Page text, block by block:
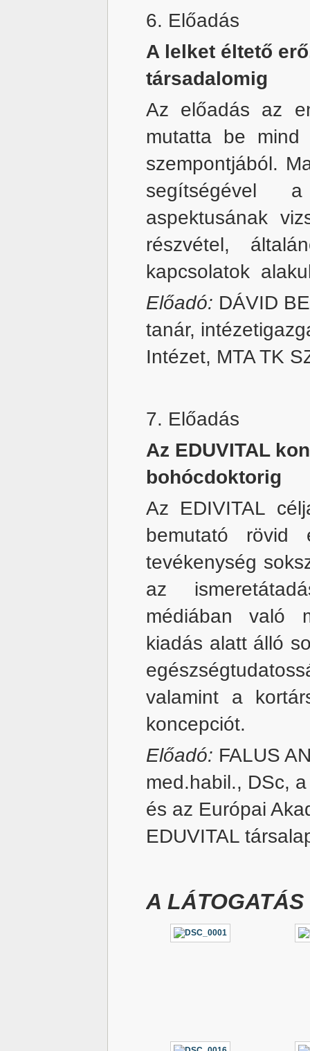
6. Előadás
A lelket éltető
társadalomig
Az előadás az
mutatta be
szempontjából.
segítségével
aspektusának
részvétel,
kapcsolatok
Előadó: DÁVID
tanár,
Intézet, MTA TK
7. Előadás
Az EDUVITAL
bohócdoktorig
Az EDIVITAL
bemutató rövid
tevékenység
az
médiában való
kiadás alatt álló
valamint a
koncepciót.
Előadó: FALUS
med.habil., DSc,
és az Európai
EDUVITAL
A